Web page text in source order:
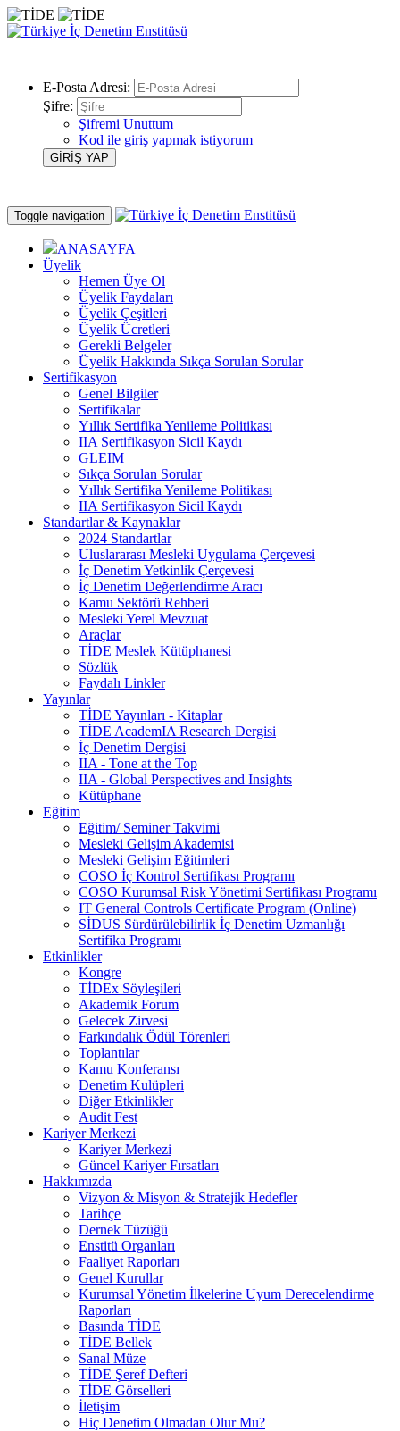
E-Posta Adresi:
Şifre:
Şifremi Unuttum
Kod ile giriş yapmak istiyorum
Toggle navigation
ANASAYFA
Üyelik
Hemen Üye Ol
Üyelik Faydaları
Üyelik Çeşitleri
Üyelik Ücretleri
Gerekli Belgeler
Üyelik Hakkında Sıkça Sorulan Sorular
Sertifikasyon
Genel Bilgiler
Sertifikalar
Yıllık Sertifika Yenileme Politikası
IIA Sertifikasyon Sicil Kaydı
GLEIM
Sıkça Sorulan Sorular
Yıllık Sertifika Yenileme Politikası
IIA Sertifikasyon Sicil Kaydı
Standartlar & Kaynaklar
2024 Standartlar
Uluslararası Mesleki Uygulama Çerçevesi
İç Denetim Yetkinlik Çerçevesi
İç Denetim Değerlendirme Aracı
Kamu Sektörü Rehberi
Mesleki Yerel Mevzuat
Araçlar
TİDE Meslek Kütüphanesi
Sözlük
Faydalı Linkler
Yayınlar
TİDE Yayınları - Kitaplar
TİDE AcademIA Research Dergisi
İç Denetim Dergisi
IIA - Tone at the Top
IIA - Global Perspectives and Insights
Kütüphane
Eğitim
Eğitim/ Seminer Takvimi
Mesleki Gelişim Akademisi
Mesleki Gelişim Eğitimleri
COSO İç Kontrol Sertifikası Programı
COSO Kurumsal Risk Yönetimi Sertifikası Programı
IT General Controls Certificate Program (Online)
SİDUS Sürdürülebilirlik İç Denetim Uzmanlığı
Sertifika Programı
Etkinlikler
Kongre
TİDEx Söyleşileri
Akademik Forum
Gelecek Zirvesi
Farkındalık Ödül Törenleri
Toplantılar
Kamu Konferansı
Denetim Kulüpleri
Diğer Etkinlikler
Audit Fest
Kariyer Merkezi
Kariyer Merkezi
Güncel Kariyer Fırsatları
Hakkımızda
Vizyon & Misyon & Stratejik Hedefler
Tarihçe
Dernek Tüzüğü
Enstitü Organları
Faaliyet Raporları
Genel Kurullar
Kurumsal Yönetim İlkelerine Uyum Derecelendirme
Raporları
Basında TİDE
TİDE Bellek
Sanal Müze
TİDE Şeref Defteri
TİDE Görselleri
İletişim
Hiç Denetim Olmadan Olur Mu?